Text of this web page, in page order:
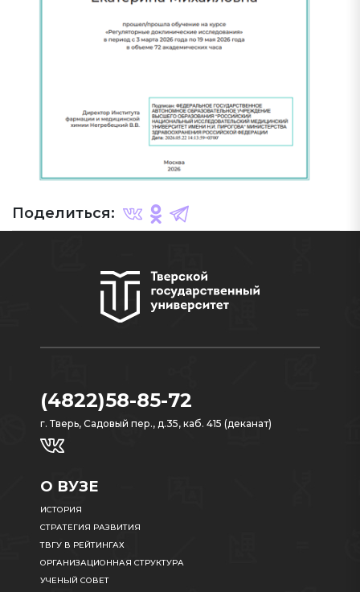
Поделиться:
(4822)58-85-72
г. Тверь, Садовый пер., д.35, каб. 415 (деканат)
О ВУЗЕ
ИСТОРИЯ
СТРАТЕГИЯ РАЗВИТИЯ
ТВГУ В РЕЙТИНГАХ
ОРГАНИЗАЦИОННАЯ СТРУКТУРА
УЧЕНЫЙ СОВЕТ